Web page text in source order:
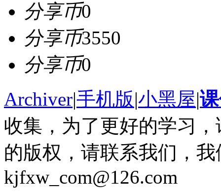
分享币0
分享币3550
分享币0
Archiver|手机版|小黑屋|
收集，为了更好的学习
的版权，请联系我们，
kjfxw_com@126.com